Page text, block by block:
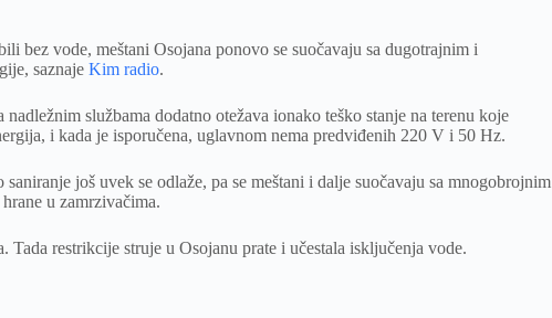
bez vode, meštani Osojana ponovo se suočavaju sa dugotrajnim i
saznaje Kim radio.
službama dodatno otežava ionako teško stanje na terenu koje
i kada je isporučena, uglavnom nema predviđenih 220 V i 50 Hz.
još uvek se odlaže, pa se meštani i dalje suočavaju sa mnogobrojnim
u zamrzivačima.
Tada restrikcije struje u Osojanu prate i učestala isključenja vode.